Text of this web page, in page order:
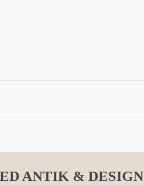
ANTIK & DESIGN